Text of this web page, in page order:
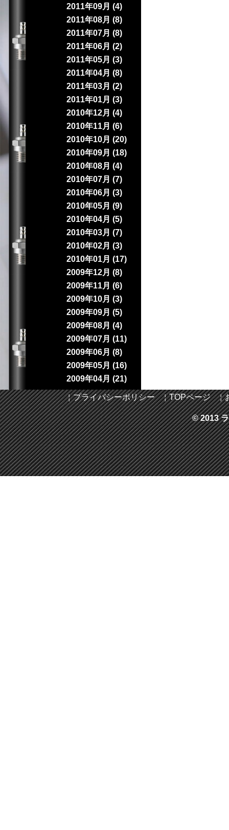
2011年09月 (4)
2011年08月 (8)
2011年07月 (8)
2011年06月 (2)
2011年05月 (3)
2011年04月 (8)
2011年03月 (2)
2011年01月 (3)
2010年12月 (4)
2010年11月 (6)
2010年10月 (20)
2010年09月 (18)
2010年08月 (4)
2010年07月 (7)
2010年06月 (3)
2010年05月 (9)
2010年04月 (5)
2010年03月 (7)
2010年02月 (3)
2010年01月 (17)
2009年12月 (8)
2009年11月 (6)
2009年10月 (3)
2009年09月 (5)
2009年08月 (4)
2009年07月 (11)
2009年06月 (8)
2009年05月 (16)
2009年04月 (21)
￤プライバシーポリシー￤TOPページ￤
© 2013